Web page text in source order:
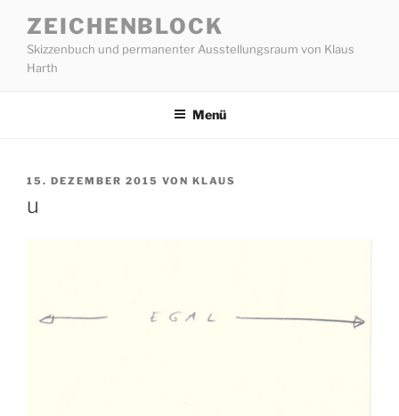
Inhalt
springen
ZEICHENBLOCK
Skizzenbuch und permanenter Ausstellungsraum von Klaus
Harth
Menü
VERÖFFENTLICHT
15. DEZEMBER 2015 VON KLAUS
u